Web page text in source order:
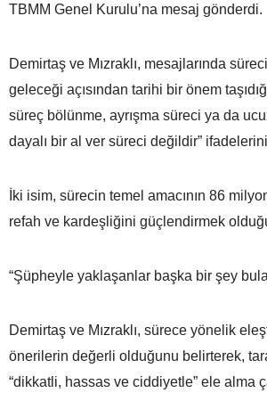
TBMM Genel Kurulu’na mesaj gönderdi.
Demirtaş ve Mızraklı, mesajlarında
geleceği açısından tarihi bir önem
süreç bölünme, ayrışma süreci ya da
dayalı bir al ver süreci değildir”
İki isim, sürecin temel amacının 86
refah ve kardeşliğini güçlendirmek
“Şüpheyle yaklaşanlar başka bir şey
Demirtaş ve Mızraklı, sürece yönelik
önerilerin değerli olduğunu belirterek,
“dikkatli, hassas ve ciddiyetle” ele alma